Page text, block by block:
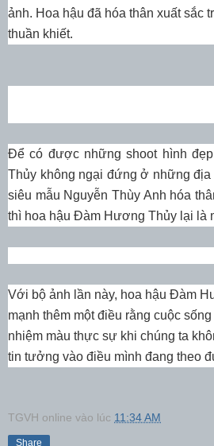
ảnh. Hoa hậu đã hóa thân xuất sắc
thuần khiết.
Để có được những shoot hình
Thủy không ngại đứng ở những
siêu mẫu Nguyễn Thùy Anh hóa
thì hoa hậu Đàm Hương Thủy lại là
Với bộ ảnh lần này, hoa hậu Đàm
mạnh thêm một điều rằng cuộc
nhiệm màu thực sự khi chúng ta
tin tưởng vào điều mình đang theo
TGVH online vào lúc 11:34 AM
Share